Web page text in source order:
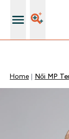
Home Női MP